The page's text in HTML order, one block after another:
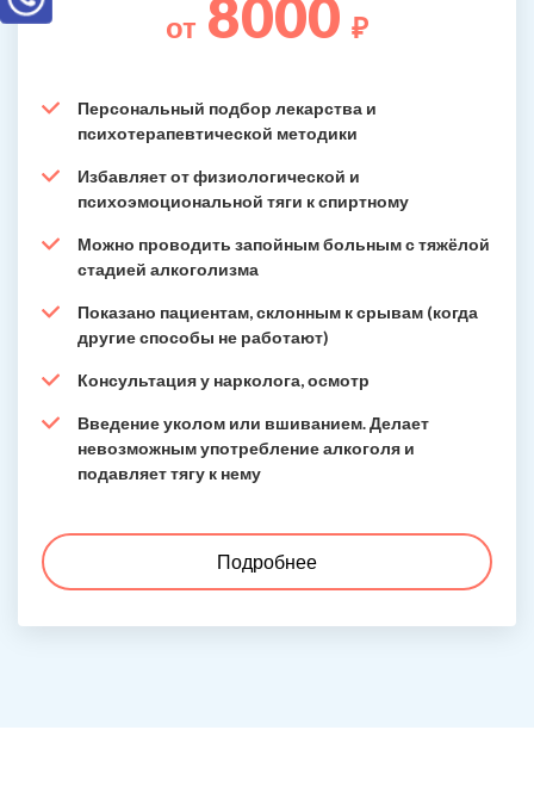
от 8000 ₽
Персональный подбор лекарства и
психотерапевтической методики
Избавляет от физиологической и
психоэмоциональной тяги к спиртному
Можно проводить запойным больным с тяжёлой
стадией алкоголизма
Показано пациентам, склонным к срывам (когда
другие способы не работают)
Консультация у нарколога, осмотр
Введение уколом или вшиванием. Делает
невозможным употребление алкоголя и
подавляет тягу к нему
Подробнее